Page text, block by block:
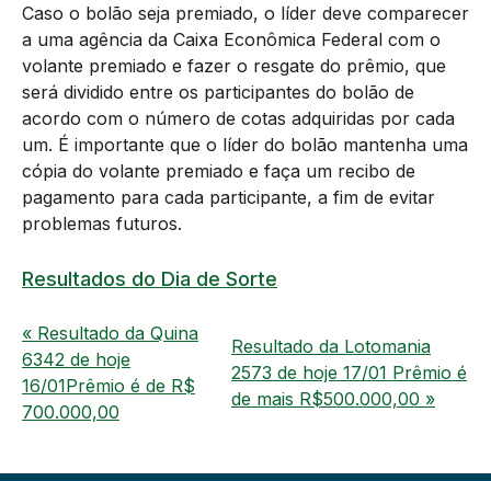
Caso o bolão seja premiado, o líder deve comparecer
a uma agência da Caixa Econômica Federal com o
volante premiado e fazer o resgate do prêmio, que
será dividido entre os participantes do bolão de
acordo com o número de cotas adquiridas por cada
um. É importante que o líder do bolão mantenha uma
cópia do volante premiado e faça um recibo de
pagamento para cada participante, a fim de evitar
problemas futuros.
Resultados do Dia de Sorte
« Resultado da Quina
6342 de hoje
16/01Prêmio é de R$
700.000,00
Resultado da Lotomania
2573 de hoje 17/01 Prêmio é
de mais R$500.000,00 »